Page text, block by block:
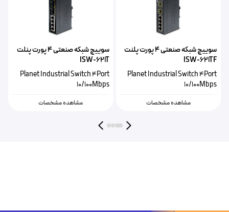
سوییچ شبکه صنعتی ۴ پورت پلنت
ISW-621TF
Planet Industrial Switch 4Port
10/100Mbps
مشاهده مشخصات
سوییچ شبکه صنعتی ۴ پورت پنلت
ISW-621T
Planet Industrial Switch 4Port
10/100Mbps
مشاهده مشخصات